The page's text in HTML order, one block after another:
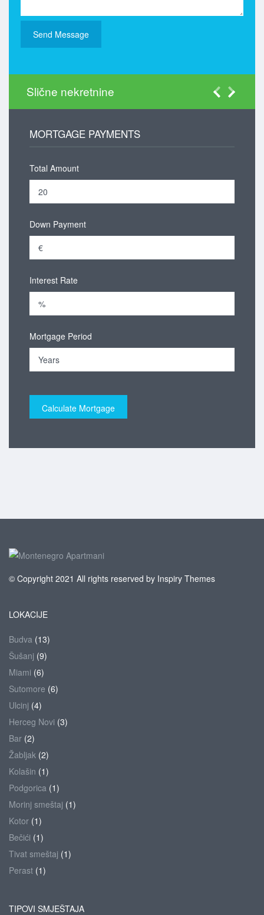
Slične nekretnine
MORTGAGE PAYMENTS
Total Amount
Down Payment
Interest Rate
Mortgage Period
© Copyright 2021 All rights reserved by Inspiry Themes
LOKACIJE
Budva (13)
Šušanj (9)
Miami (6)
Sutomore (6)
Ulcinj (4)
Herceg Novi (3)
Bar (2)
Žabljak (2)
Kolašin (1)
Podgorica (1)
Morinj smeštaj (1)
Kotor (1)
Bečići (1)
Tivat smeštaj (1)
Perast (1)
TIPOVI SMJEŠTAJA